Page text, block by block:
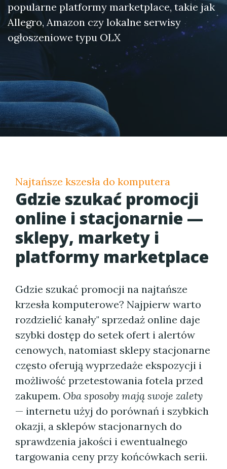
popularne platformy marketplace, takie jak
Allegro, Amazon czy lokalne serwisy
ogłoszeniowe typu OLX
Najtańsze kszesła do komputera
Gdzie szukać promocji
online i stacjonarnie —
sklepy, markety i
platformy marketplace
Gdzie szukać promocji na najtańsze
krzesła komputerowe? Najpierw warto
rozdzielić kanały" sprzedaż online daje
szybki dostęp do setek ofert i alertów
cenowych, natomiast sklepy stacjonarne
często oferują wyprzedaże ekspozycji i
możliwość przetestowania fotela przed
zakupem. Oba sposoby mają swoje zalety
— internetu użyj do porównań i szybkich
okazji, a sklepów stacjonarnych do
sprawdzenia jakości i ewentualnego
targowania ceny przy końcówkach serii.